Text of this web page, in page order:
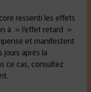
ressenti les effets
à » l’effet retard »
et manifestent
après la
ce cas, consultez